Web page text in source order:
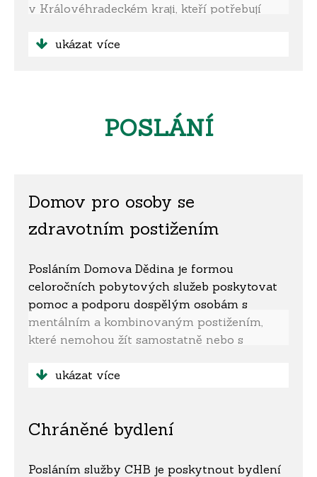
naplněné kapacity zařízení, nebo pokud
v Královéhradeckém kraji, kteří potřebují
a činností běžného denního života.
poskytování péče ve zdravotnickém zařízení
• osoby s akutní infekční nemocí
• osoby vyžadující celodenní dohled
Žadatel o službu může být odmítnut
z důvodu naplněné kapacity chráněného
zařízení neposkytuje.
ukázat více
POSLÁNÍ
Domov pro osoby se
zdravotním postižením
Posláním Domova Dědina je formou
celoročních pobytových služeb poskytovat
pomoc a podporu dospělým osobám s
mentálním a kombinovaným postižením,
které nemohou žít samostatně nebo s
přirozeném bydlišti tak, aby uživatelé služeb
samostatnosti a aby se co nejvíce začlenili
ukázat více
Chráněné bydlení
Posláním služby CHB je poskytnout bydlení